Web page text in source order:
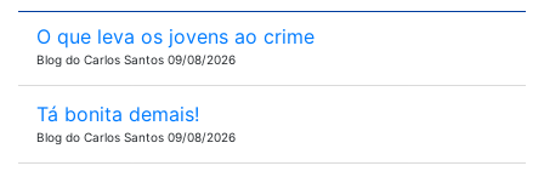
O que leva os jovens ao crime
Blog do Carlos Santos 09/08/2026
Tá bonita demais!
Blog do Carlos Santos 09/08/2026